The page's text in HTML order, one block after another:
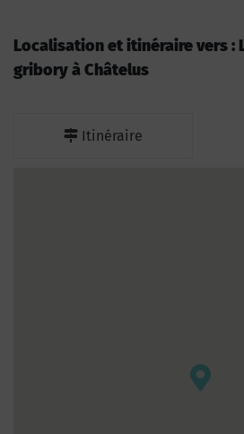
Localisation et itinéraire vers :
gribory à Châtelus
Itinéraire